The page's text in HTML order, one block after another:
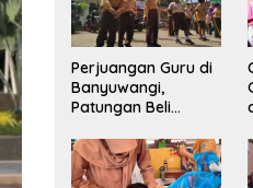
Perjuangan Guru di
Banyuwangi,
Patungan Beli
Menarik Minat Siswa
ke SD Negeri